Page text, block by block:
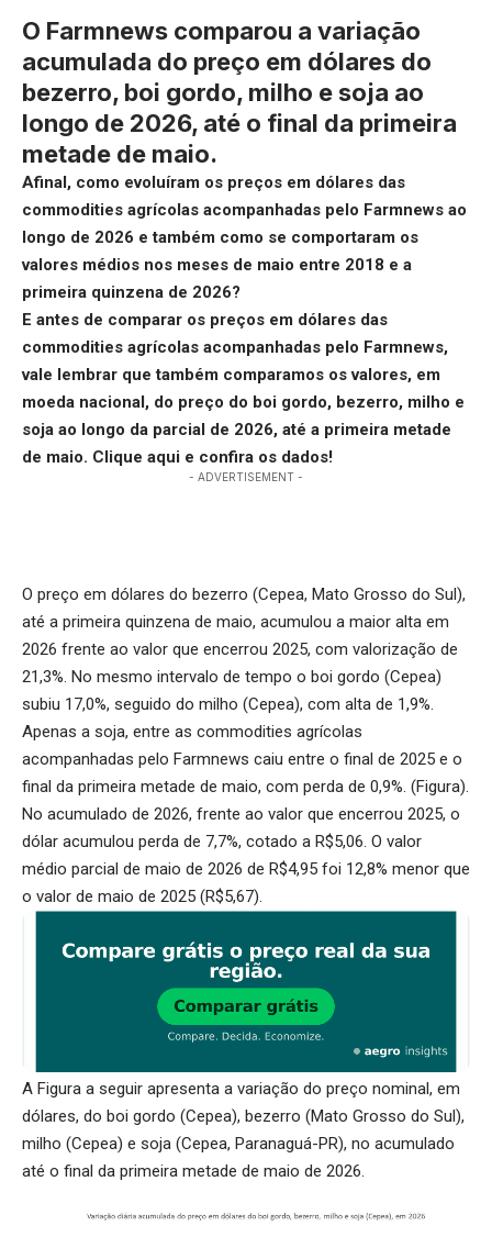
O Farmnews comparou a variação
acumulada do preço em dólares do
bezerro, boi gordo, milho e soja ao
longo de 2026, até o final da primeira
metade de maio.
Afinal, como evoluíram os preços em dólares das
commodities agrícolas acompanhadas pelo Farmnews ao
longo de 2026 e também como se comportaram os
valores médios nos meses de maio entre 2018 e a
primeira quinzena de 2026?
E antes de comparar os preços em dólares das
commodities agrícolas acompanhadas pelo Farmnews,
vale lembrar que também comparamos os valores, em
moeda nacional, do preço do boi gordo, bezerro, milho e
soja ao longo da parcial de 2026, até a primeira metade
de maio. Clique aqui e confira os dados!
- ADVERTISEMENT -
O preço em dólares do bezerro (Cepea, Mato Grosso do Sul),
até a primeira quinzena de maio, acumulou a maior alta em
2026 frente ao valor que encerrou 2025, com valorização de
21,3%. No mesmo intervalo de tempo o boi gordo (Cepea)
subiu 17,0%, seguido do milho (Cepea), com alta de 1,9%.
Apenas a soja, entre as commodities agrícolas
acompanhadas pelo Farmnews caiu entre o final de 2025 e o
final da primeira metade de maio, com perda de 0,9%. (Figura).
No acumulado de 2026, frente ao valor que encerrou 2025, o
dólar acumulou perda de 7,7%, cotado a R$5,06. O valor
médio parcial de maio de 2026 de R$4,95 foi 12,8% menor que
o valor de maio de 2025 (R$5,67).
A Figura a seguir apresenta a variação do preço nominal, em
dólares, do boi gordo (Cepea), bezerro (Mato Grosso do Sul),
milho (Cepea) e soja (Cepea, Paranaguá-PR), no acumulado
até o final da primeira metade de maio de 2026.